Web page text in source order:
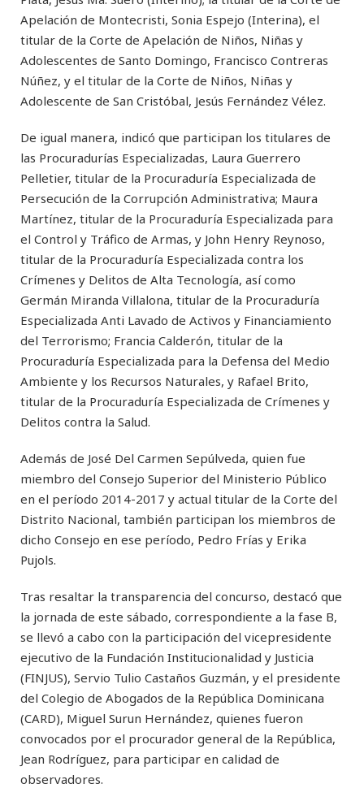
Apelación de Montecristi, Sonia Espejo (Interina), el
titular de la Corte de Apelación de Niños, Niñas y
Adolescentes de Santo Domingo, Francisco Contreras
Núñez, y el titular de la Corte de Niños, Niñas y
Adolescente de San Cristóbal, Jesús Fernández Vélez.
De igual manera, indicó que participan los titulares de
las Procuradurías Especializadas, Laura Guerrero
Pelletier, titular de la Procuraduría Especializada de
Persecución de la Corrupción Administrativa; Maura
Martínez, titular de la Procuraduría Especializada para
el Control y Tráfico de Armas, y John Henry Reynoso,
titular de la Procuraduría Especializada contra los
Crímenes y Delitos de Alta Tecnología, así como
Germán Miranda Villalona, titular de la Procuraduría
Especializada Anti Lavado de Activos y Financiamiento
del Terrorismo; Francia Calderón, titular de la
Procuraduría Especializada para la Defensa del Medio
Ambiente y los Recursos Naturales, y Rafael Brito,
titular de la Procuraduría Especializada de Crímenes y
Delitos contra la Salud.
Además de José Del Carmen Sepúlveda, quien fue
miembro del Consejo Superior del Ministerio Público
en el período 2014-2017 y actual titular de la Corte del
Distrito Nacional, también participan los miembros de
dicho Consejo en ese período, Pedro Frías y Erika
Pujols.
Tras resaltar la transparencia del concurso, destacó que
la jornada de este sábado, correspondiente a la fase B,
se llevó a cabo con la participación del vicepresidente
ejecutivo de la Fundación Institucionalidad y Justicia
(FINJUS), Servio Tulio Castaños Guzmán, y el presidente
del Colegio de Abogados de la República Dominicana
(CARD), Miguel Surun Hernández, quienes fueron
convocados por el procurador general de la República,
Jean Rodríguez, para participar en calidad de
observadores.